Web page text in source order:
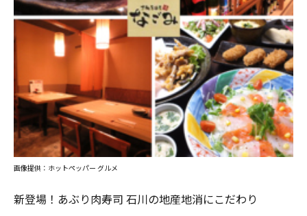
新登場！あぶり肉寿司 石川の地産地消にこだわり
画像提供：ホットペッパー グルメ